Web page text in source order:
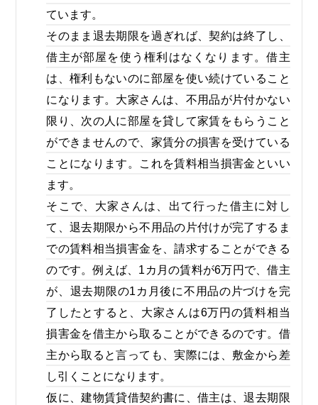
ています。
そのまま退去期限を過ぎれば、契約は終了し、
借主が部屋を使う権利はなくなります。借主
は、権利もないのに部屋を使い続けていること
になります。大家さんは、不用品が片付かない
限り、次の人に部屋を貸して家賃をもらうこと
ができませんので、家賃分の損害を受けている
ことになります。これを賃料相当損害金といい
ます。
そこで、大家さんは、出て行った借主に対し
て、退去期限から不用品の片付けが完了するま
での賃料相当損害金を、請求することができる
のです。例えば、1カ月の賃料が6万円で、借主
が、退去期限の1カ月後に不用品の片づけを完
了したとすると、大家さんは6万円の賃料相当
損害金を借主から取ることができるのです。借
主から取ると言っても、実際には、敷金から差
し引くことになります。
仮に、建物賃貸借契約書に、借主は、退去期限